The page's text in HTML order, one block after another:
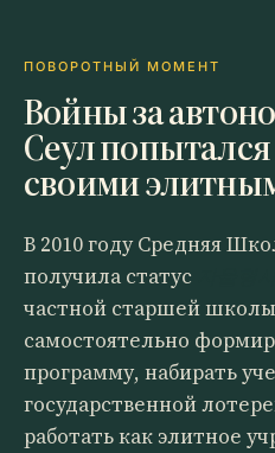
ПОВОРОТНЫЙ МОМЕНТ
Войны за
Сеул
своими
В 2010 году Средняя
получила статус
частной старшей
самостоятельно
программу, набирать
государственной
работать как элитное